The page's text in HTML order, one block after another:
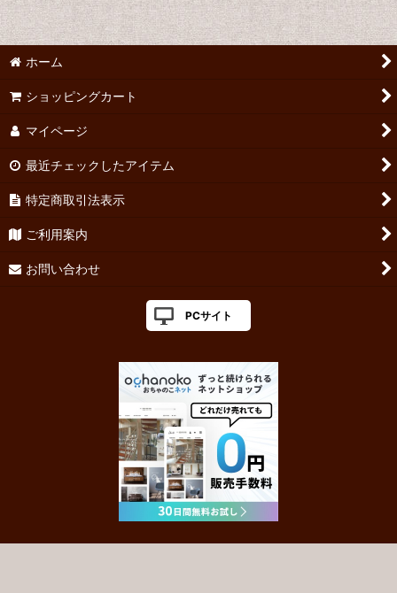
ホーム
ショッピングカート
マイページ
最近チェックしたアイテム
特定商取引法表示
ご利用案内
お問い合わせ
PCサイト